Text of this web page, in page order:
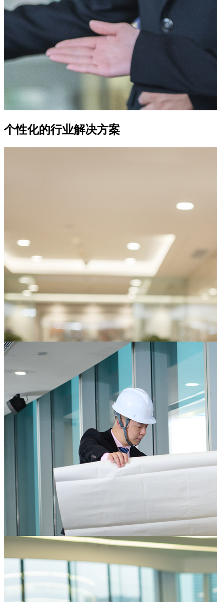
个性化的行业解决方案
为企业核心业务发展保驾护航
提供一站式的行政后勤服务，降低后勤运营资
本，增进员工满意度
为企业聚焦核心业务提供全方位支撑
大型企业